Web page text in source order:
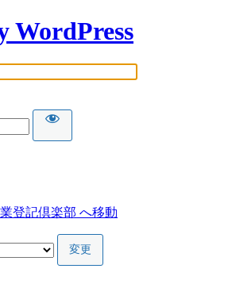
WordPress
登記倶楽部 へ移動